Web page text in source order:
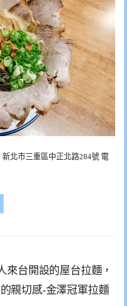
北市三重區中正北路284號 電
來台開設的屋台拉麵，
親切感-金澤冠軍拉麵